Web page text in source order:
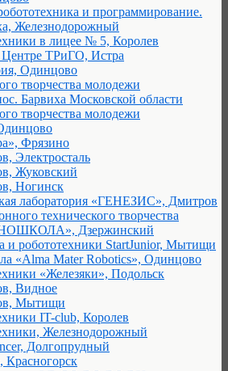
и программирование.
Железнодорожный
в лицее № 5, Королев
Центре ТРиГО, Истра
Одинцово
творчества молодежи
Барвиха Московской области
творчества молодежи
Фрязино
Электросталь
Жуковский
Ногинск
лаборатория «ГЕНЕЗИС», Дмитров
технического творчества
Дзержинский
и робототехники StartJunior, Мытищи
«Alma Mater Robotics», Одинцово
«Железяки», Подольск
Видное
Мытищи
IT-club, Королев
Железнодорожный
Долгопрудный
Красногорск